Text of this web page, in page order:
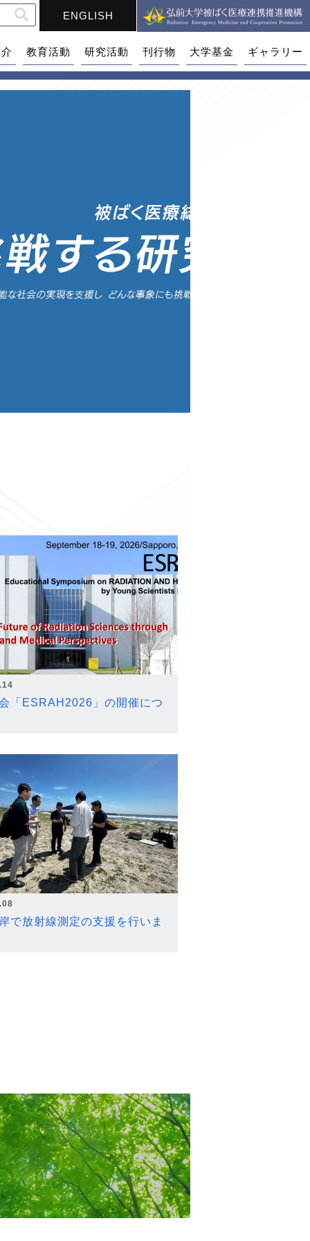
ENGLISH
教育活動 研究活動 刊行物 大学基金 ギャラリー
「ESRAH2026」の開催につ
で放射線測定の支援を行いま